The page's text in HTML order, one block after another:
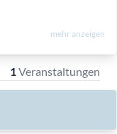
mehr anzeigen
1Veranstaltungen